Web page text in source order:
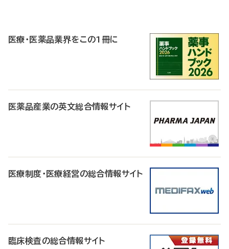
医療・医薬品業界をこの1冊に
医薬品産業の英文総合情報サイト
医療制度・医療経営の総合情報サイト
臨床検査の総合情報サイト